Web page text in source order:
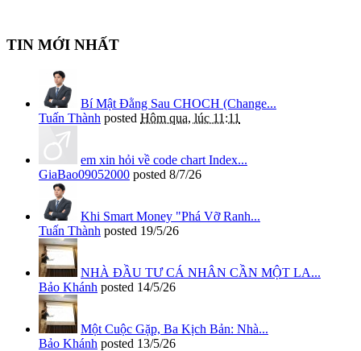
TIN MỚI NHẤT
Bí Mật Đằng Sau CHOCH (Change...
Tuấn Thành posted Hôm qua, lúc 11:11
em xin hỏi về code chart Index...
GiaBao09052000 posted 8/7/26
Khi Smart Money "Phá Vỡ Ranh...
Tuấn Thành posted 19/5/26
NHÀ ĐẦU TƯ CÁ NHÂN CẦN MỘT LA...
Bảo Khánh posted 14/5/26
Một Cuộc Gặp, Ba Kịch Bản: Nhà...
Bảo Khánh posted 13/5/26